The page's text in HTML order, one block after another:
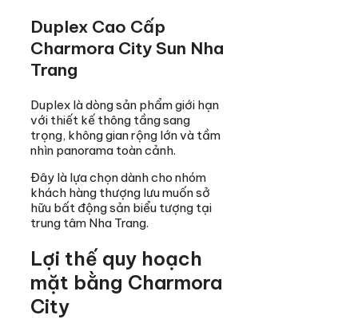
Duplex Cao Cấp
Charmora City Sun Nha
Trang
Duplex là dòng sản phẩm giới hạn
với thiết kế thông tầng sang
trọng, không gian rộng lớn và tầm
nhìn panorama toàn cảnh.
Đây là lựa chọn dành cho nhóm
khách hàng thượng lưu muốn sở
hữu bất động sản biểu tượng tại
trung tâm Nha Trang.
Lợi thế quy hoạch
mặt bằng Charmora
City